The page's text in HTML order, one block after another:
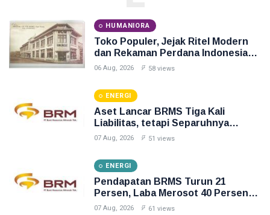
HUMANIORA
Toko Populer, Jejak Ritel Modern
dan Rekaman Perdana Indonesia
Raya di Pasar Baru
06 Aug, 2026 58 views
ENERGI
Aset Lancar BRMS Tiga Kali
Liabilitas, tetapi Separuhnya
Berupa Uang Muka
07 Aug, 2026 51 views
ENERGI
Pendapatan BRMS Turun 21
Persen, Laba Merosot 40 Persen
dan Arus Kas Operasi Negatif
07 Aug, 2026 61 views